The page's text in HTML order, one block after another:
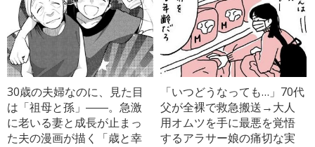
30歳の夫婦なのに、見た目
は「祖母と孫」――。急激
に老いる妻と成長が止まっ
た夫の漫画が描く「歳と幸
「いつどうなっても…」70代
父が全裸で救急搬送→大人
用オムツを手に最悪を覚悟
するアラサー娘の痛切な実